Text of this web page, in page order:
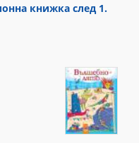
книжка след 1.